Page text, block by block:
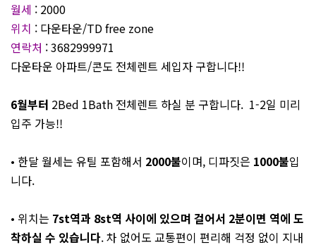
월세 : 2000
위치 : 다운타운/TD free zone
연락처 : 3682999971
다운타운 아파트/콘도 전체렌트 세입자 구합니다!!
6월부터 2Bed 1Bath 전체렌트 하실 분 구합니다. 1-2일 미리
입주 가능!!
• 한달 월세는 유틸 포함해서 2000불이며, 디파짓은 1000불입
니다.
• 위치는 7st역과 8st역 사이에 있으며 걸어서 2분이면 역에 도
착하실 수 있습니다. 차 없어도 교통편이 편리해 걱정 없이 지내